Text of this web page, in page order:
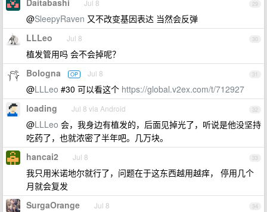
29
Daitabashi Jul 8
@SleepyRaven 又不改变基因表达 当然会反弹
30
LLLeo Jul 8
植发管用吗 会不会掉呢？
31
Bologna OP Jul 8
@LLLeo #30 可以看这个 https://global.v2ex.com/t/712927
32
loading Jul 8 via Android
@LLLeo 会，我身边有植发的，后面见掉光了，听说是他没坚持
吃药了，也就浓密了半年吧。几万块。
33
hancai2 Jul 8
我只用米诺地尔就行了，问题在于这东西越用越痒， 停用几个
月就会复发
34
SurgaOrange Jul 8